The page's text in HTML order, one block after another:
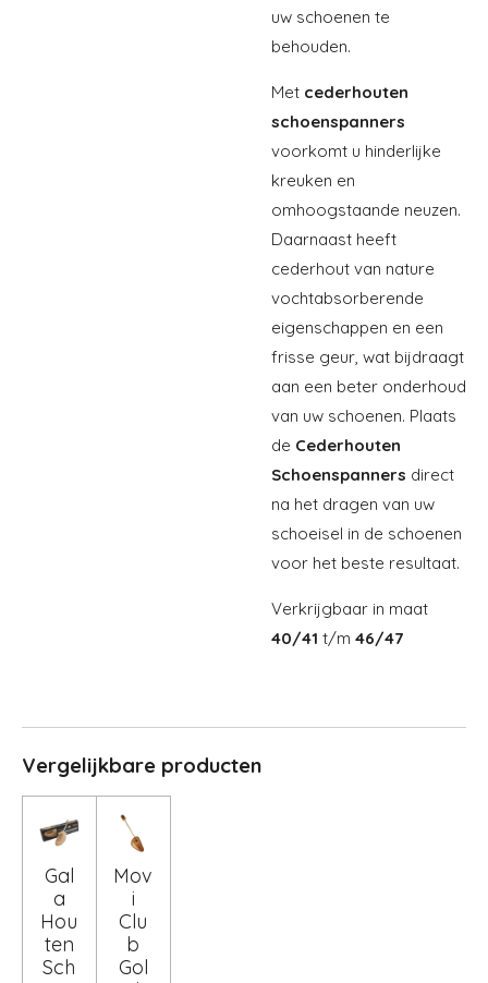
uw schoenen te
behouden.
Met cederhouten
schoenspanners
voorkomt u hinderlijke
kreuken en
omhoogstaande neuzen.
Daarnaast heeft
cederhout van nature
vochtabsorberende
eigenschappen en een
frisse geur, wat bijdraagt
aan een beter onderhoud
van uw schoenen. Plaats
de Cederhouten
Schoenspanners direct
na het dragen van uw
schoeisel in de schoenen
voor het beste resultaat.
Verkrijgbaar in maat
40/41 t/m 46/47
Vergelijkbare producten
Gal
a
Hou
ten
Sch
Mov
i
Clu
b
Gol